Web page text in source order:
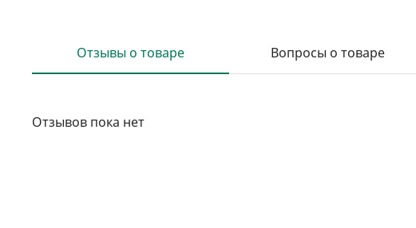
Отзывы о товаре Вопросы о товаре
Отзывов пока нет